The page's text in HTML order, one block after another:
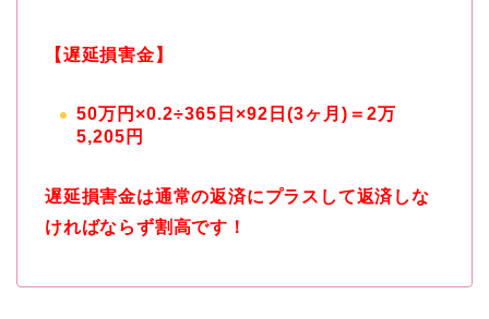
【遅延損害金】
50万円×0.2÷365日×92日(3ヶ月)＝2万
5,205円
遅延損害金は通常の返済にプラスして返済しな
ければならず割高です！